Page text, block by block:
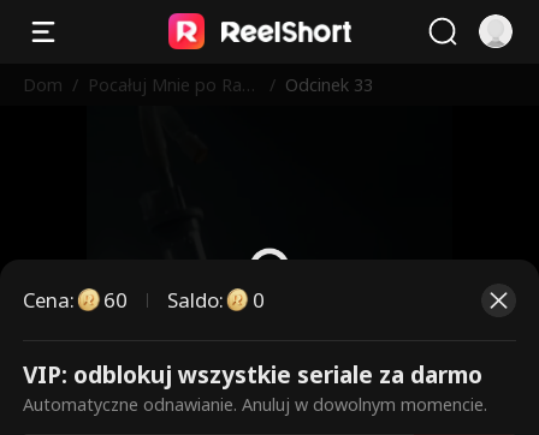
Dom / Pocałuj Mnie po Raz
/ Odcinek 33
To są płatne odcinki. Odblokuj,
aby oglądać.
Cena: 60 Saldo: 0
VIP: odblokuj wszystkie seriale za darmo
Automatyczne odnawianie. Anuluj w dowolnym momencie.